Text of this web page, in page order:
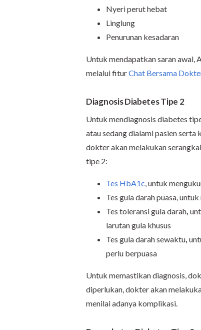
Nyeri perut hebat
Linglung
Penurunan kesadaran
Untuk mendapatkan saran awal,
melalui fiturChat Bersama
Diagnosis Diabetes Tipe 2
Untuk mendiagnosis diabetes
atau sedang dialami pasien serta
dokter akan melakukan
tipe 2:
Tes HbA1c, untuk
Tes gula darah puasa,
Tes toleransi gula darah,
larutan gula khusus
Tes gula darah sewaktu,
perlu berpuasa
Untuk memastikan diagnosis,
diperlukan, dokter akan
menilai adanya komplikasi.